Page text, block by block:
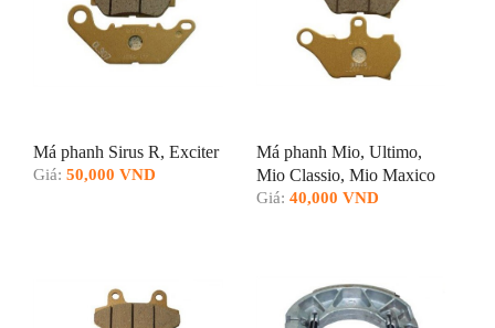
Má phanh Sirus R, Exciter
Giá: 50,000 VND
Má phanh Mio, Ultimo,
Mio Classio, Mio Maxico
Giá: 40,000 VND